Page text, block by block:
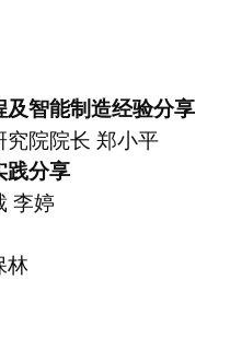
智能制造经验分享
院院长 郑小平
践分享
李婷
林